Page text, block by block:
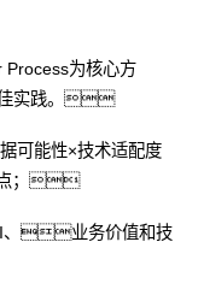
为核心方
佳实践。
可能性×技术适配度
点；
业务价值和技